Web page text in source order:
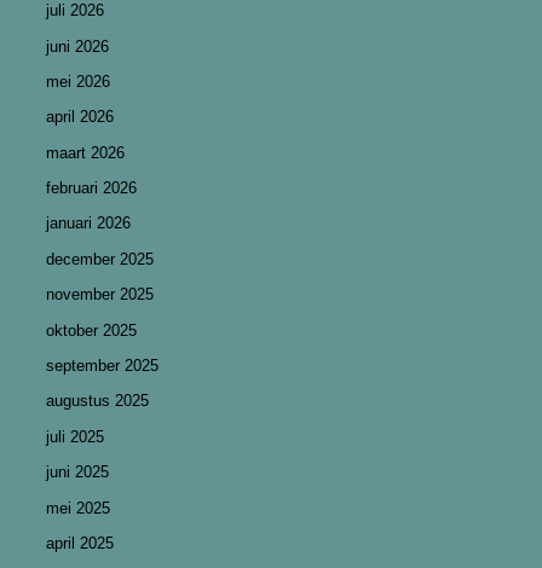
juli 2026
juni 2026
mei 2026
april 2026
maart 2026
februari 2026
januari 2026
december 2025
november 2025
oktober 2025
september 2025
augustus 2025
juli 2025
juni 2025
mei 2025
april 2025